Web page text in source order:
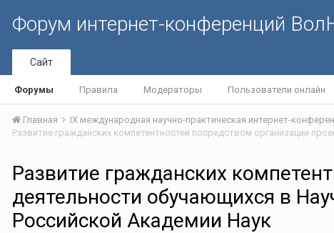
Форум интернет-конференций
Сайт
Форумы Правила Модераторы Пользователи онлайн
Главная
Развитие гражданских
деятельности обучающихся в
Российской Академии Наук